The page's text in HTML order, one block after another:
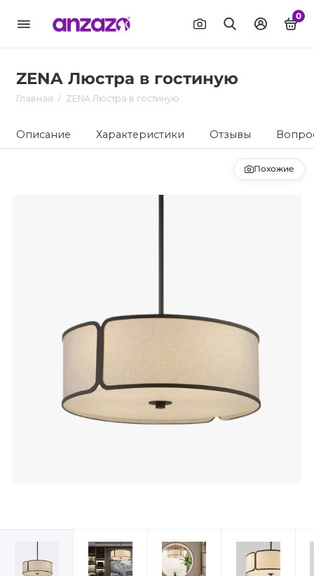
0
ZENA Люстра в гостиную
Главная ZENA Люстра в гостиную
Описание Характеристики Отзывы
Похожие